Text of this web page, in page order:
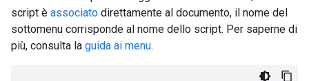
script è associato direttamente al documento, il nome del
sottomenu corrisponde al nome dello script. Per saperne di
più, consulta la guida ai menu.